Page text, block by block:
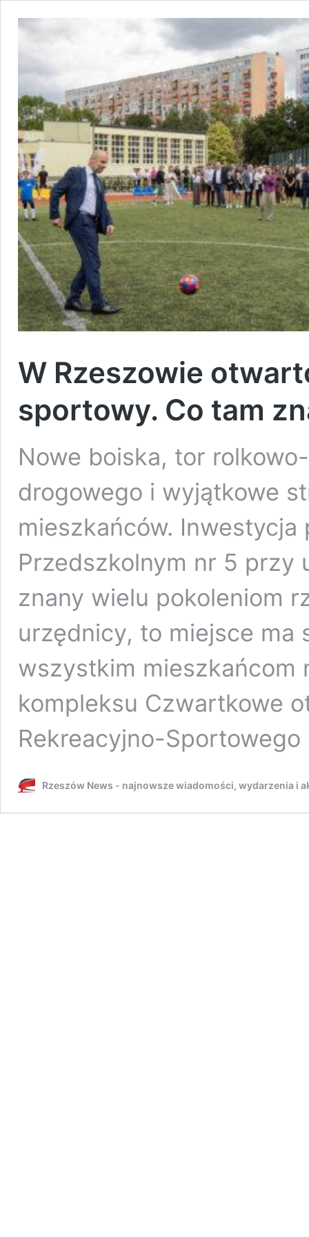
W Rzeszowie
sportowy. Co tam
Nowe boiska, tor
drogowego i wyjątkowe
mieszkańców.
Przedszkolnym nr 5 przy
znany wielu pokoleniom
urzędnicy, to miejsce ma
wszystkim mieszkańcom
kompleksu Czwartkowe
Rekreacyjno-
Rzeszów News - najnowsze wiadomości, wydarzenia i